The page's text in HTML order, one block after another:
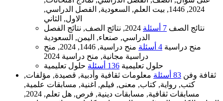
2024, 1446, بيت العلم, السعودية, الفصل الدراسي,
الاول, الثاني
نتائج الصف 7 أسئلة
2024, نتائج الصف, نتائج الفصل
الدراسي, صنعاء, اليمن, السعودية
منح دراسية 4 أسئلة
منح دراسية, 1446, 2024, منح
دراسية مجانية, منح دراسية 2024
حلول تعليمية 136 أسئلة
حلول تعليمية
ثقافة وفن 83 أسئلة
معلومات ثقافية وأدبية, قصيدة, مؤلفات,
كتب, رواية, كتاب, معنى, فيلم, اغنية, مسابقات علمية,
مسابقات ثقافية, مسابقات دينية, فرص, هل تعلم, 2024,